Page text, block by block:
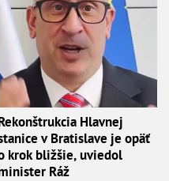
Hlavnej
v Bratislave je opäť
krok bližšie, uviedol
Ráž